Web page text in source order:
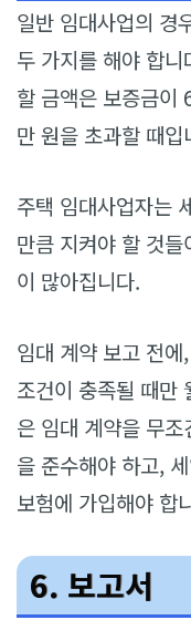
일반 임대사업의 경
두 가지를 해야 합
할 금액은 보증금이
만 원을 초과할 때입
주택 임대사업자는
만큼 지켜야 할 것
이 많아집니다.
임대 계약 보고 전
조건이 충족될 때만
은 임대 계약을 무
을 준수해야 하고,
보험에 가입해야 합
6. 보고서